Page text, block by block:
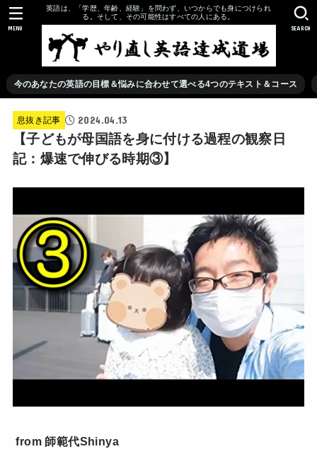
英語は、「学歴、年齢、経験」を問わず、いつからでも身につけられ
る。そして、その可能性はすべての人にある。
今のあなたの英語の目標＆悩みに合わせて選べる4つのテキスト＆コース
SEARCH
MENU
息抜き記事 2024.04.13
【子どもが母国語を身に付ける過程の観察日
記：爆速で伸びる時期③】
from 師範代Shinya